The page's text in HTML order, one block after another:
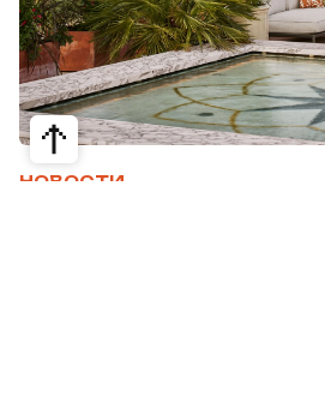
НОВОСТИ